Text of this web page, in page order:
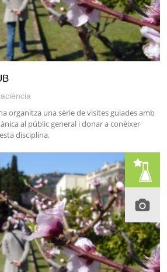
organitza una sèrie de visites guiades amb
al públic general i donar a conèixer
disciplina.